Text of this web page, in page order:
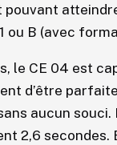
pouvant
ou B (avec
le CE 04 est
d’être
aucun
2,6